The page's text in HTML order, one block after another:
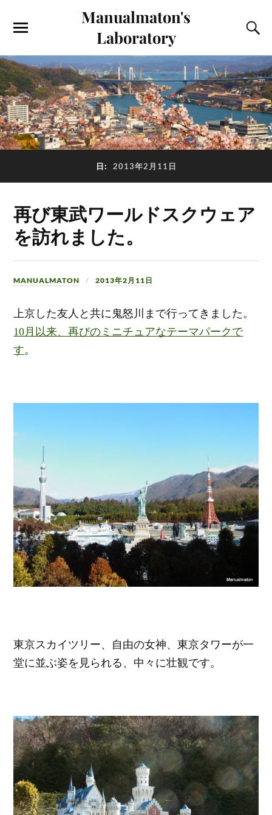
Manualmaton's
Laboratory
日: 2013年2月11日
再び東武ワールドスクウェア
を訪れました。
MANUALMATON 2013年2月11日
上京した友人と共に鬼怒川まで行ってきました。
10月以来、再びのミニチュアなテーマパークで
す。
東京スカイツリー、自由の女神、東京タワーが一
堂に並ぶ姿を見られる、中々に壮観です。